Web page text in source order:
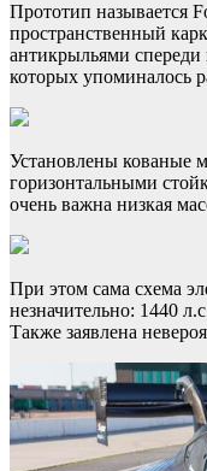
Прототип называется
пространственный
антикрыльями спереди
которых упоминалось
Установлены кованые
горизонтальными
очень важна низкая
При этом сама схема
незначительно: 1440
Также заявлена